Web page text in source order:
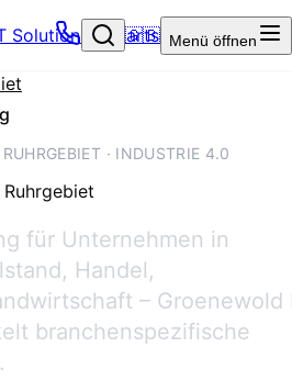
Solutions – Startseite
🇬🇧 Menü öffnen
· INDUSTRIE 4.0
Ruhrgebiet
für Unternehmen in
Handel,
– Groenewold
branchenspezifische